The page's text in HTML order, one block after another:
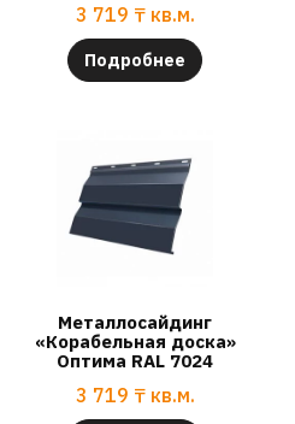
3 719 ₸ кв.м.
Подробнее
Металлосайдинг
«Корабельная доска»
Оптима RAL 7024
3 719 ₸ кв.м.